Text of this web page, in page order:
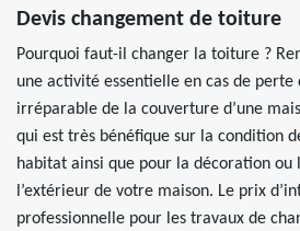
Devis changement de toiture
Pourquoi faut-il changer la toiture ?
une activité essentielle en cas de
irréparable de la couverture d’une
qui est très bénéfique sur la condition
habitat ainsi que pour la décoration
l’extérieur de votre maison. Le prix
professionnelle pour les travaux de